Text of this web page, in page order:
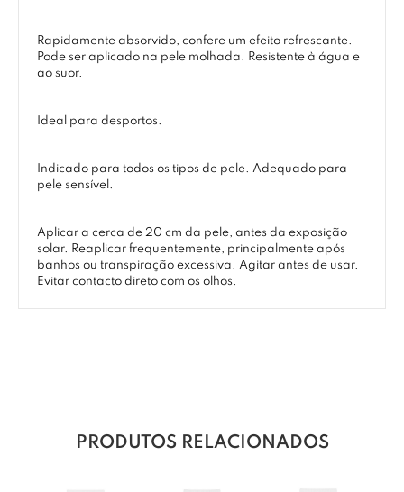
Rapidamente absorvido, confere um efeito refrescante.
Pode ser aplicado na pele molhada. Resistente à água e
ao suor.
Ideal para desportos.
Indicado para todos os tipos de pele. Adequado para
pele sensível.
Aplicar a cerca de 20 cm da pele, antes da exposição
solar. Reaplicar frequentemente, principalmente após
banhos ou transpiração excessiva. Agitar antes de usar.
Evitar contacto direto com os olhos.
PRODUTOS RELACIONADOS